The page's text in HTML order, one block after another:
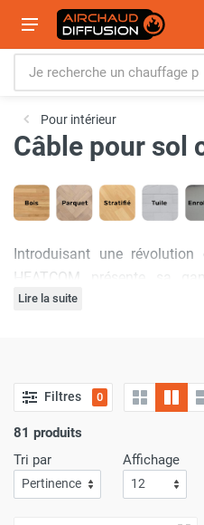
Pour intérieur
Câble pour sol
Introduisant une
HEATCOM présente sa
conçus pour offrir chaleur et
Comment
plancher chauffant
Je vous invite à lirenotre
choisir le bon plancher
Lire la suite
Filtres 0
81 produits
Tri par
Affichage